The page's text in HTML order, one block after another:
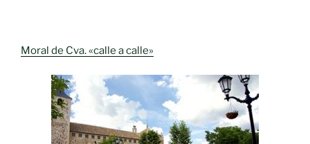
Moral de Cva. «calle a calle»